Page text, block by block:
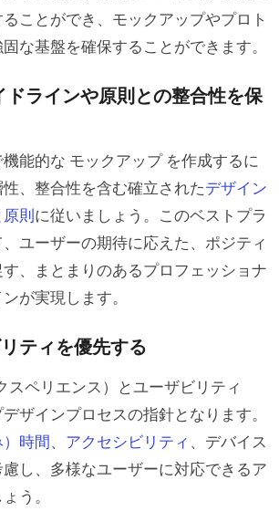
ことができ、モックアップやプロト
な基盤を確保することができます。
ドラインや原則との整合性を保
能的な モックアップ を作成するに
、整合性を含む確立されたデザイン
則 に従いましょう。このベストプラ
ユーザーの期待に応えた、ポジティ
、まとまりのあるプロフェッショナ
が実現します。
ティを優先する
スペリエンス）とユーザビリティ
ザインプロセスの指針となります。
時間 、 アクセシビリティ 、デバイス
し、多様なユーザーに対応できるア
う。